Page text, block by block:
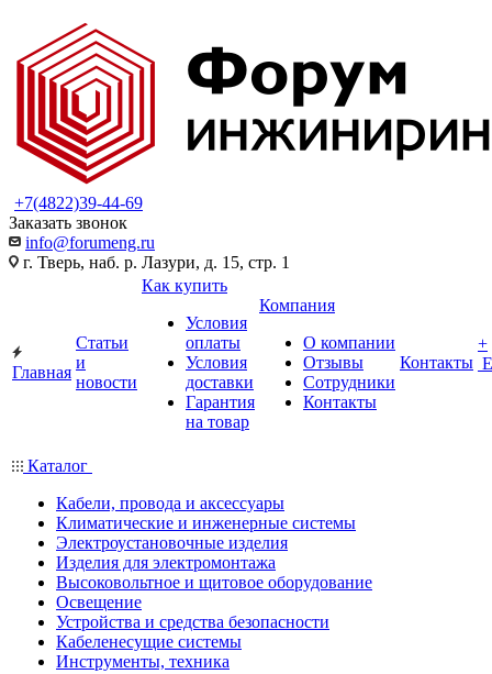
+7(4822)39-44-69
Заказать звонок
info@forumeng.ru
г. Тверь, наб. р. Лазури, д. 15, стр. 1
Главная
Статьи
и
новости
Как купить
Условия
оплаты
Условия
доставки
Гарантия
на товар
Компания
О компании
Отзывы
Сотрудники
Контакты
Контакты
+
Каталог
Кабели, провода и аксессуары
Климатические и инженерные системы
Электроустановочные изделия
Изделия для электромонтажа
Высоковольтное и щитовое оборудование
Освещение
Устройства и средства безопасности
Кабеленесущие системы
Инструменты, техника